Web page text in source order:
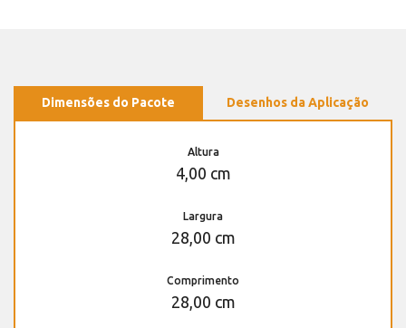
Dimensões do Pacote Desenhos da Aplicação
Altura
4,00 cm
Largura
28,00 cm
Comprimento
28,00 cm